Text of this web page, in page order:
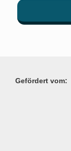
Gefördert vom: